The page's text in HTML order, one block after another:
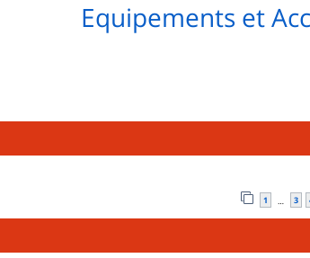
Equipements et
1 … 3